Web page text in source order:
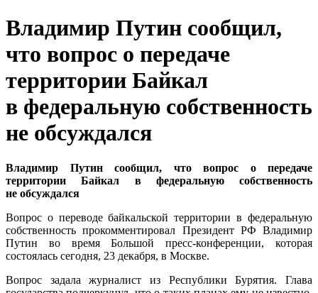
Владимир Путин сообщил,
что вопрос о передаче
территории Байкал
в федеральную собственность
не обсуждался
Владимир Путин сообщил, что вопрос о передаче
территории Байкал в федеральную собственность
не обсуждался
Вопрос о переводе байкальской территории в федеральную
собственность прокомментировал Президент РФ Владимир
Путин во время Большой пресс-конференции, которая
состоялась сегодня, 23 декабря, в Москве.
Вопрос задала журналист из Республики Бурятия. Глава